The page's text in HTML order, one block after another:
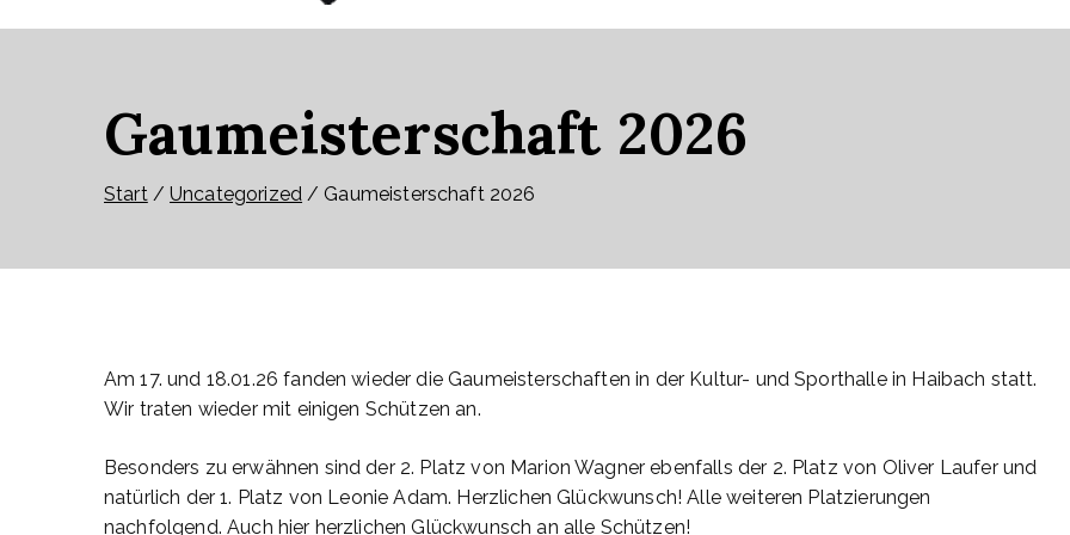
Gaumeisterschaft 2026
Start Uncategorized Gaumeisterschaft 2026
Am 17. und 18.01.26 fanden wieder die Gaumeisterschaften in der Kultur- und Sporthalle in Haibach statt.
Wir traten wieder mit einigen Schützen an.
Besonders zu erwähnen sind der 2. Platz von Marion Wagner ebenfalls der 2. Platz von Oliver Laufer und
natürlich der 1. Platz von Leonie Adam. Herzlichen Glückwunsch! Alle weiteren Platzierungen
nachfolgend. Auch hier herzlichen Glückwunsch an alle Schützen!